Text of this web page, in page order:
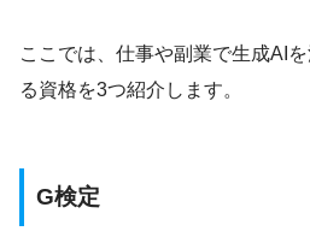
ここでは、仕事や副業で生成AI
る資格を3つ紹介します。
G検定